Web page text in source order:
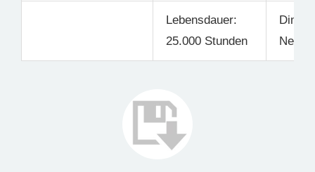
Lebensdauer:
25.000 Stunden
Nein